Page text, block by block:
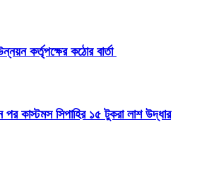
কর্তৃপক্ষের কঠোর বার্তা
পর কাস্টমস সিপাহির ১৫ টুকরা লাশ উদ্ধার